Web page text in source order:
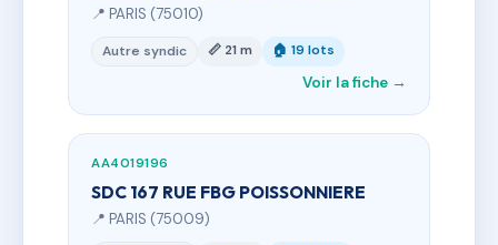
📍 PARIS (75010)
Autre syndic 📏 21 m 🏠 19 lots
Voir la fiche →
AA4019196
SDC 167 RUE FBG POISSONNIERE
📍 PARIS (75009)